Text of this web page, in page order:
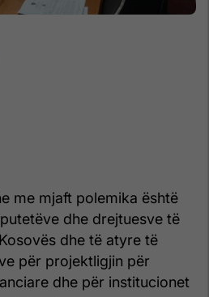
me mjaft polemika është
dhe drejtuesve të
dhe të atyre të
për projektligjin për
dhe për institucionet